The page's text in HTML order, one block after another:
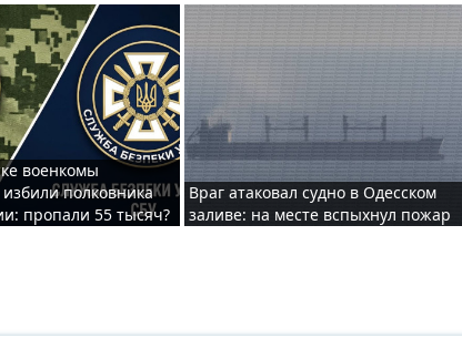
военкомы
полковника
пропали 55 тысяч?
Враг атаковал судно в Одесском
заливе: на месте вспыхнул пожар